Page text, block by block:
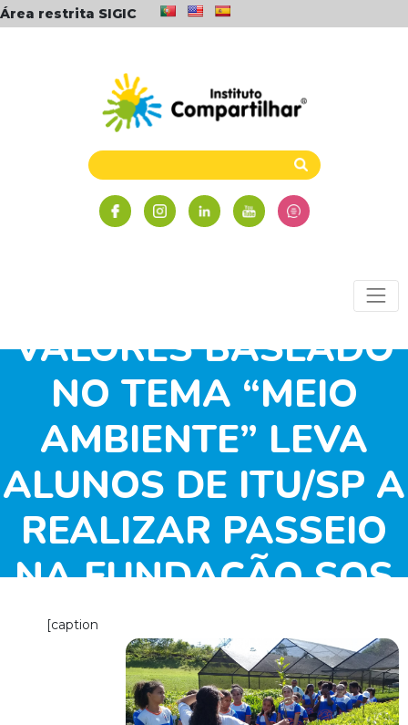
Área restrita SIGIC
VALORES BASEADO
NO TEMA “MEIO
AMBIENTE” LEVA
ALUNOS DE ITU/SP A
REALIZAR PASSEIO
NA FUNDAÇÃO SOS
MATA ATLÂNTICA
[caption